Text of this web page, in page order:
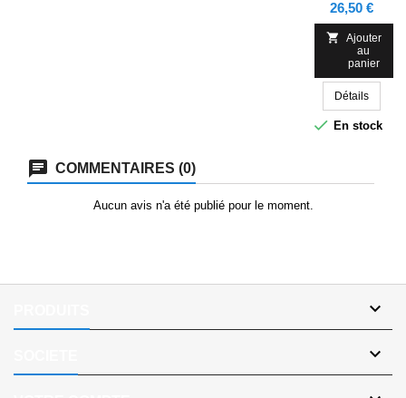
manches
de propreté
renforcée au
cou. Col et
bord de
manches en
côte 1x1.
Coutures
avec 3
Prix
26,50 €

Ajouter
au
panier
Détails
 En stock
COMMENTAIRES (0)
Aucun avis n'a été publié pour le moment.

